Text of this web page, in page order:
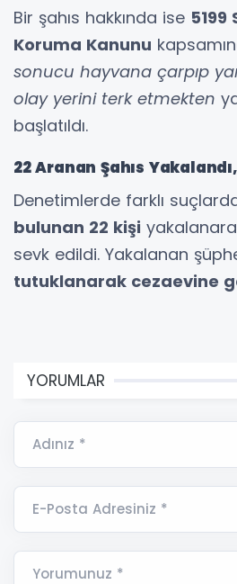
Bir şahıs hakkında ise 5199
Koruma Kanunu
sonucu hayvana çarpıp
olay yerini terk etmekten
başlatıldı.
22 Aranan Şahıs
Denetimlerde farklı
bulunan 22 kişi
sevk edildi. Yakalanan
tutuklanarak cezaevine
YORUMLAR
Adınız *
E-Posta Adresiniz *
Yorumunuz *